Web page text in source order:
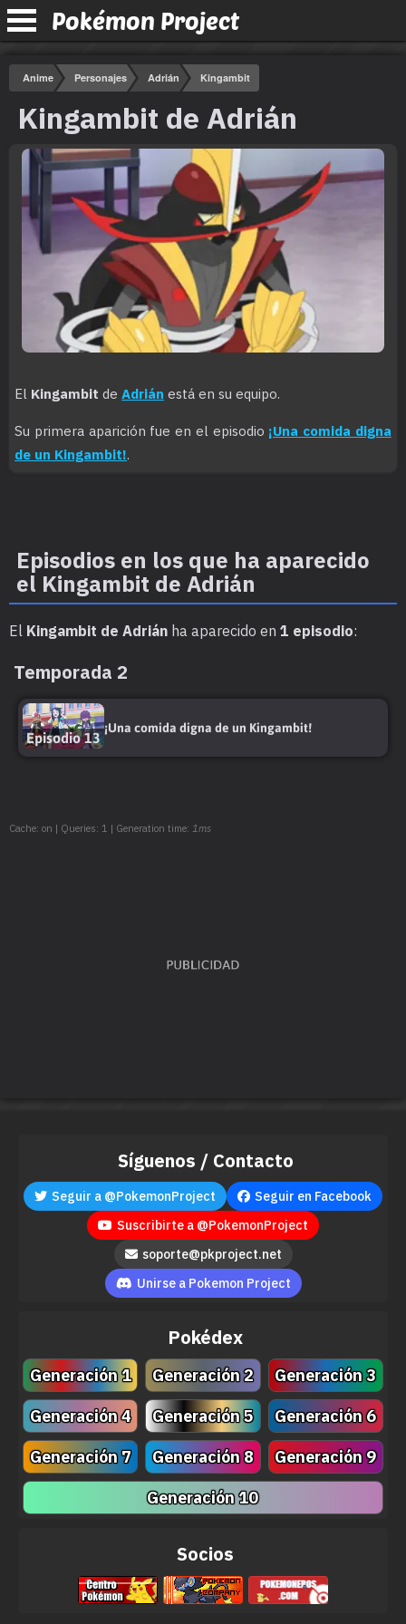
Pokémon Project
Anime Personajes Adrián Kingambit
Kingambit de Adrián
El Kingambit deAdrián está en su equipo.
Su primera aparición fue en el episodio ¡Una comida digna
de un Kingambit!.
Episodios en los que ha aparecido
el Kingambit de Adrián
El Kingambit de Adrián ha aparecido en 1 episodio:
Temporada 2
Episodio 13
¡Una comida digna de un Kingambit!
Cache: on | Queries: 1 | Generation time: 1ms
Síguenos / Contacto
Seguir a @PokemonProject
Seguir en Facebook
Suscribirte a @PokemonProject
soporte@pkproject.net
Unirse a Pokemon Project
Pokédex
Generación 1 Generación 2
Generación 3
Generación 4
Generación 5
Generación 6
Generación 7
Generación 8
Generación 9
Generación 10
Socios